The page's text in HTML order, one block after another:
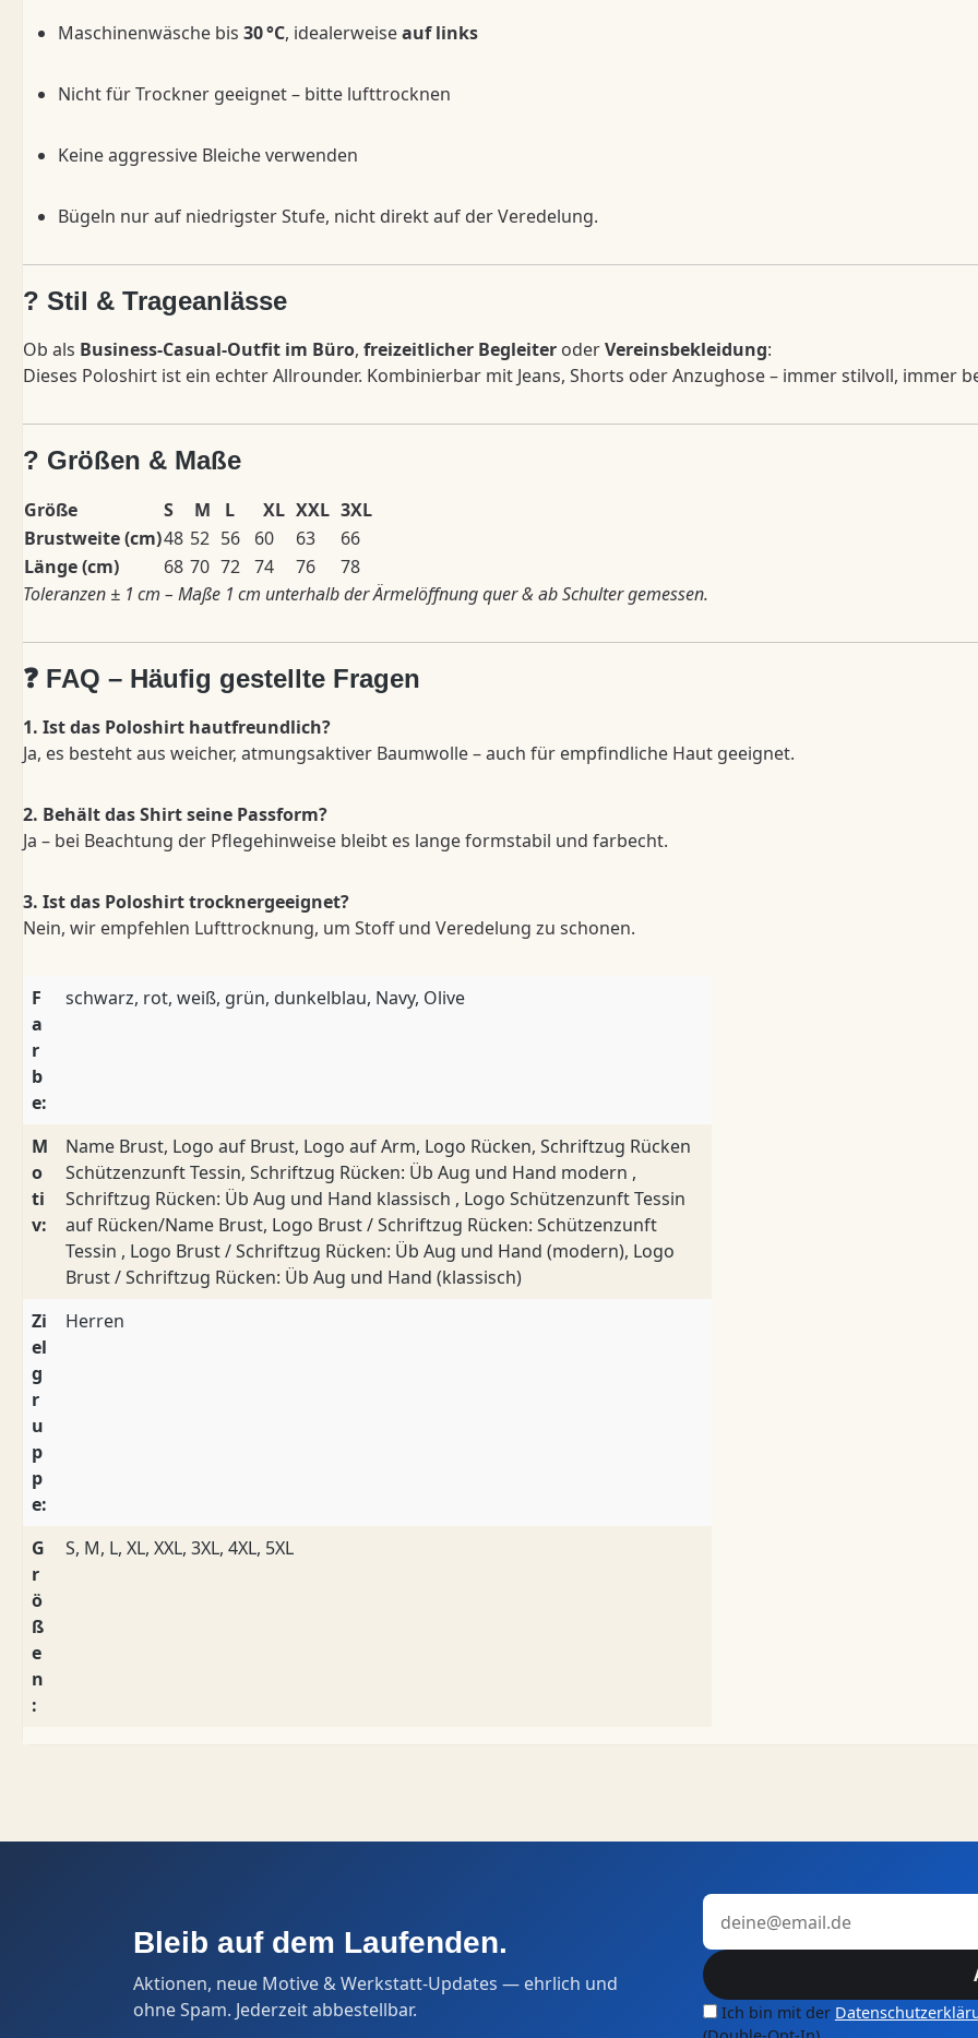
Maschinenwäsche bis 30 °C, idealerweiseauf links
Nicht für Trockner geeignet – bitte lufttrocknen
Keine aggressive Bleiche verwenden
Bügeln nur auf niedrigster Stufe, nicht direkt auf der Veredelung.
? Stil & Trageanlässe
Ob als Business-Casual-Outfit im Büro, freizeitlicher Begleiter oderVereinsbekleidung:
Dieses Poloshirt ist ein echter Allrounder. Kombinierbar mit Jeans, Shorts oder Anzughose – immer stilvoll, immer
? Größen & Maße
Größe S M L XL XXL 3XL
Brustweite (cm)48 52 56 60 63
66
Länge (cm)
68 70 72 74 76
78
Toleranzen ± 1 cm – Maße 1 cm unterhalb der Ärmelöffnung quer & ab Schulter gemessen.
❓ FAQ – Häufig gestellte Fragen
1. Ist das Poloshirt hautfreundlich?
Ja, es besteht aus weicher, atmungsaktiver Baumwolle – auch für empfindliche Haut geeignet.
2. Behält das Shirt seine Passform?
Ja – bei Beachtung der Pflegehinweise bleibt es lange formstabil und farbecht.
3. Ist das Poloshirt trocknergeeignet?
Nein, wir empfehlen Lufttrocknung, um Stoff und Veredelung zu schonen.
F
a
r
b
e:
schwarz, rot, weiß, grün, dunkelblau, Navy, Olive
M
o
ti
v:
Name Brust, Logo auf Brust, Logo auf Arm, Logo Rücken, Schriftzug Rücken
Schützenzunft Tessin, Schriftzug Rücken: Üb Aug und Hand modern ,
Schriftzug Rücken: Üb Aug und Hand klassisch , Logo Schützenzunft Tessin
auf Rücken/Name Brust, Logo Brust / Schriftzug Rücken: Schützenzunft
Tessin , Logo Brust / Schriftzug Rücken: Üb Aug und Hand (modern), Logo
Brust / Schriftzug Rücken: Üb Aug und Hand (klassisch)
Zi
el
g
r
u
p
p
e:
Herren
G
r
ö
ß
e
n
:
S, M, L, XL, XXL, 3XL, 4XL, 5XL
Bleib auf dem Laufenden.
Aktionen, neue Motive & Werkstatt-Updates — ehrlich und
ohne Spam. Jederzeit abbestellbar.
E-Mail-Adresse
Ich bin mit der